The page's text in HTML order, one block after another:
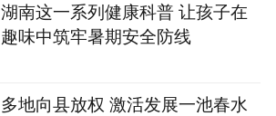
湖南这一系列健康科普 让孩子在
趣味中筑牢暑期安全防线
多地向县放权 激活发展一池春水